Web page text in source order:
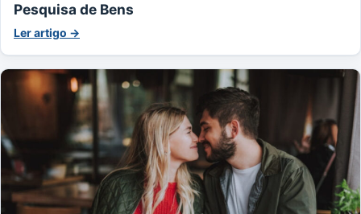
Pesquisa de Bens
Ler artigo →